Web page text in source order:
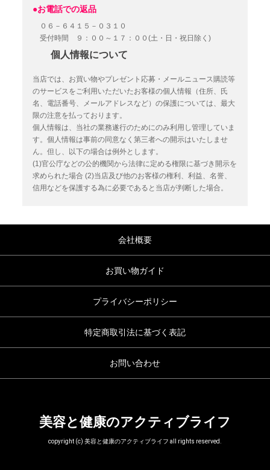
●お電話での返品
０６－６４１５－０３１０
受付時間 ９：００～１７：００(土・日・祝日除く)
個人情報について
当店では、お買い物やプレゼント応募・メールニュース購読等
のサービスをご利用いただいたお客様の個人情報（住所、氏
名、電話番号、メールアドレスなど）の保護については、最大
限の注意を払っております。
個人情報は、当社の業務遂行のためにのみ利用し管理していま
す。個人情報は事前の同意なく第三者への開示はいたしませ
ん。但し、以下の場合は例外とします。
(1)官公庁などの公的機関から法律に定める権限に基づき開示を
求められた場合 (2)当店及び他のお客様の権利、利益、名誉、
信用などを保護する為に必要であると当店が判断した場合。
会社概要
お買い物ガイド
プライバシーポリシー
特定商取引法に基づく表記
お問い合わせ
美容と健康のアクティブライフ
copyright (c) 美容と健康のアクティブライフ all rights reserved.